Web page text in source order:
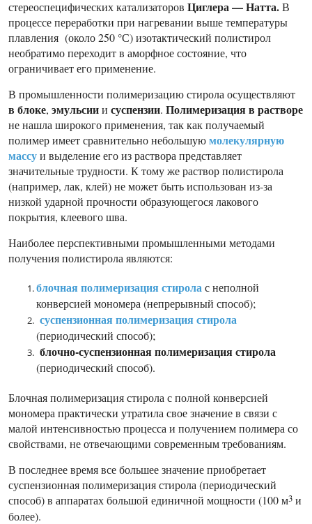
стереоспецифических катализаторов Циглера — Натта.В
процессе переработки при нагревании выше температуры
плавления (около 250 °С) изотактический полистирол
необратимо переходит в аморфное состояние, что
ограничивает его применение.
В промышленности полимеризацию стирола осуществляют
в блоке, эмульсиии суспензии. Полимеризация в растворе
не нашла широкого применения, так как получаемый
полимер имеет сравнительно небольшуюмолекулярную
массуи выделение его из раствора представляет
значительные трудности. К тому же раствор полистирола
(например, лак, клей) не может быть использован из-за
низкой ударной прочности образующегося лакового
покрытия, клеевого шва.
Наиболее перспективными промышленными методами
получения полистирола являются:
блочная полимеризация стиролас неполной
конверсией мономера (непрерывный способ);
суспензионная полимеризация стирола
(периодический способ);
блочно-суспензионная полимеризация стирола
(периодический способ).
Блочная полимеризация стирола с полной конверсией
мономера практически утратила свое значение в связи с
малой интенсивностью процесса и получением полимера со
свойствами, не отвечающими современным требованиям.
В последнее время все большее значение приобретает
суспензионная полимеризация стирола (периодический
способ) в аппаратах большой единичной мощности (100 м3 и
более).